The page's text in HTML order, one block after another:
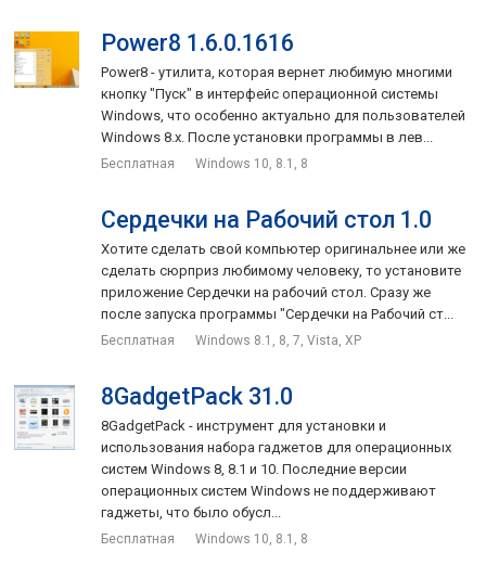
Power8 1.6.0.1616
Power8 - утилита, которая вернет любимую многими
кнопку "Пуск" в интерфейс операционной системы
Windows, что особенно актуально для пользователей
Windows 8.x. После установки программы в лев...
Бесплатная Windows 10, 8.1, 8
Сердечки на Рабочий стол 1.0
Хотите сделать свой компьютер оригинальнее или же
сделать сюрприз любимому человеку, то установите
приложение Сердечки на рабочий стол. Сразу же
после запуска программы "Сердечки на Рабочий ст...
Бесплатная Windows 8.1, 8, 7, Vista, XP
8GadgetPack 31.0
8GadgetPack - инструмент для установки и
использования набора гаджетов для операционных
систем Windows 8, 8.1 и 10. Последние версии
операционных систем Windows не поддерживают
гаджеты, что было обусл...
Бесплатная Windows 10, 8.1, 8